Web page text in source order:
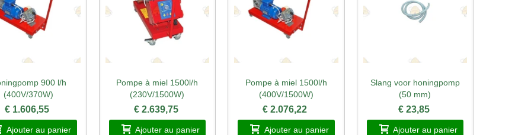
rapide 900 l/h
(400V/370W)
€ 1.606,55
Ajouter au panier
Aperçu rapide
Pompe à miel 1500l/h
(230V/1500W)
€ 2.639,75
Ajouter au panier
Aperçu rapide
Pompe à miel 1500l/h
(400V/1500W)
€ 2.076,22
Ajouter au panier
Aperçu rapide
Slang voor honingpomp
(50 mm)
€ 23,85
Ajouter au panier